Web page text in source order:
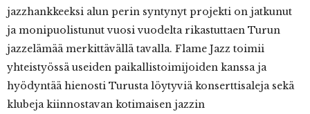
jazzhankkeeksi alun perin syntynyt projekti on jatkunut
ja monipuolistunut vuosi vuodelta rikastuttaen Turun
jazzelämää merkittävällä tavalla. Flame Jazz toimii
yhteistyössä useiden paikallistoimijoiden kanssa ja
hyödyntää hienosti Turusta löytyviä konserttisaleja sekä
klubeja kiinnostavan kotimaisen jazzin